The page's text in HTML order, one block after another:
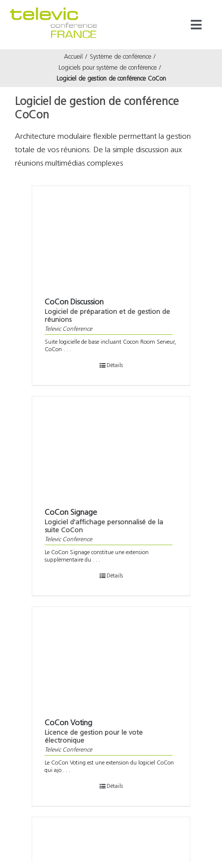
Accueil
Système de conférence
Logiciels pour système de conférence
Logiciel de gestion de conférence CoCon
Logiciel de gestion de conférence
CoCon
Architecture modulaire flexible permettant la gestion
totale de vos réunions. De la simple discussion aux
réunions multimédias complexes
CoCon Discussion
Logiciel de préparation et de gestion de
réunions
Televic Conference
Suite logicielle de base incluant Cocon Room Serveur,
CoCon . . .
Détails
CoCon Signage
Logiciel d'affichage personnalisé de la
suite CoCon
Televic Conference
Le CoCon Signage constitue une extension
supplémentaire du . . .
Détails
CoCon Voting
Licence de gestion pour le vote
électronique
Televic Conference
Le CoCon Voting est une extension du logiciel CoCon
qui ajo . . .
Détails